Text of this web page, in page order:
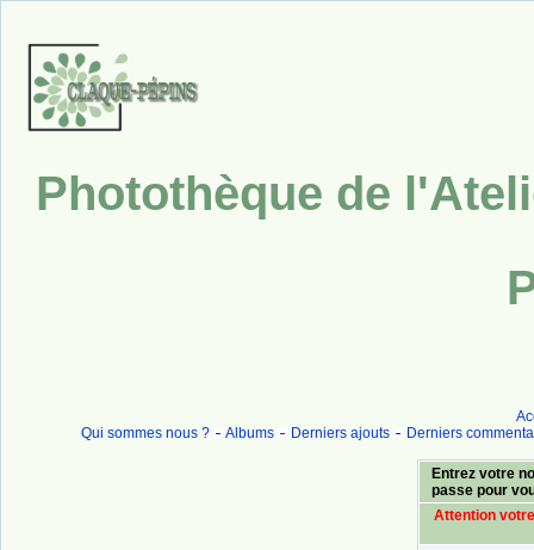
Photothèque de
Qui sommes nous ?
Albums Derniers ajouts Derniers
Entrez votre
passe pour
Attention